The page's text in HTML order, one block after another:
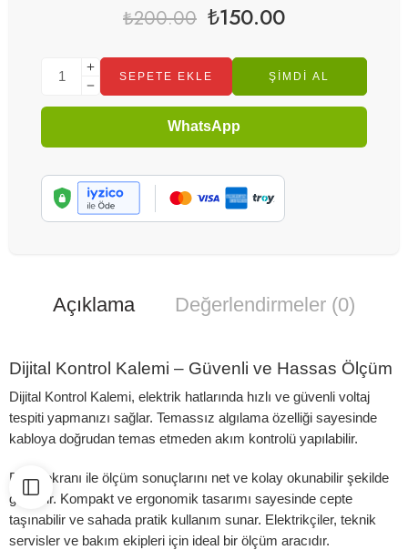
₺200.00 ₺150.00
SEPETE EKLE ŞIMDI AL
WhatsApp
Açıklama Değerlendirmeler (0)
Dijital Kontrol Kalemi – Güvenli ve Hassas Ölçüm
Dijital Kontrol Kalemi, elektrik hatlarında hızlı ve güvenli voltaj
tespiti yapmanızı sağlar. Temassız algılama özelliği sayesinde
kabloya doğrudan temas etmeden akım kontrolü yapılabilir.
Dijital ekranı ile ölçüm sonuçlarını net ve kolay okunabilir şekilde
gösterir. Kompakt ve ergonomik tasarımı sayesinde cepte
taşınabilir ve sahada pratik kullanım sunar. Elektrikçiler, teknik
servisler ve bakım ekipleri için ideal bir ölçüm aracıdır.